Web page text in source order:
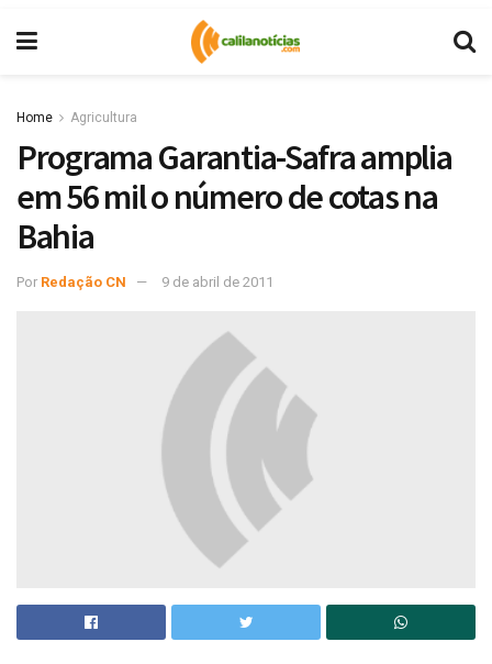
Home Agricultura
Programa Garantia-Safra amplia
em 56 mil o número de cotas na
Bahia
Por Redação CN 9 de abril de 2011